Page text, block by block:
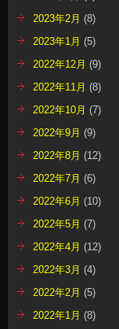
2023年2月 (8)
2023年1月 (5)
2022年12月 (9)
2022年11月 (8)
2022年10月 (7)
2022年9月 (9)
2022年8月 (12)
2022年7月 (6)
2022年6月 (10)
2022年5月 (7)
2022年4月 (12)
2022年3月 (4)
2022年2月 (5)
2022年1月 (8)